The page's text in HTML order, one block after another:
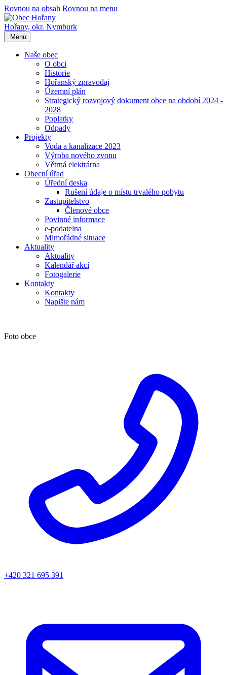
Rovnou na obsah Rovnou na menu
Hořany, okr. Nymburk
Menu
Naše obec
O obci
Historie
Hořanský zpravodaj
Územní plán
Strategický rozvojový dokument obce na období 2024 -
2028
Poplatky
Odpady
Projekty
Voda a kanalizace 2023
Výroba nového zvonu
Větrná elektrárna
Obecní úřad
Úřední deska
Rušení údaje o místu trvalého pobytu
Zastupitelstvo
Členové obce
Povinné informace
e-podatelna
Mimořádné situace
Aktuality
Aktuality
Kalendář akcí
Fotogalerie
Kontakty
Kontakty
Napište nám
Foto obce
+420 321 695 391